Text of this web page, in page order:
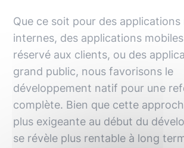
Que ce soit pour des applications
internes, des applications
réservé aux clients, ou des
grand public, nous favorisons le
développement natif pour une
complète. Bien que cette
plus exigeante au début du
se révèle plus rentable à long